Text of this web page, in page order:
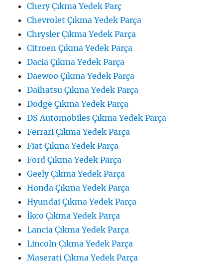
Chery Çıkma Yedek Parç
Chevrolet Çıkma Yedek Parça
Chrysler Çıkma Yedek Parça
Citroen Çıkma Yedek Parça
Dacia Çıkma Yedek Parça
Daewoo Çıkma Yedek Parça
Daihatsu Çıkma Yedek Parça
Dodge Çıkma Yedek Parça
DS Automobiles Çıkma Yedek Parça
Ferrari Çıkma Yedek Parça
Fiat Çıkma Yedek Parça
Ford Çıkma Yedek Parça
Geely Çıkma Yedek Parça
Honda Çıkma Yedek Parça
Hyundai Çıkma Yedek Parça
İkco Çıkma Yedek Parça
Lancia Çıkma Yedek Parça
Lincoln Çıkma Yedek Parça
Maserati Çıkma Yedek Parça